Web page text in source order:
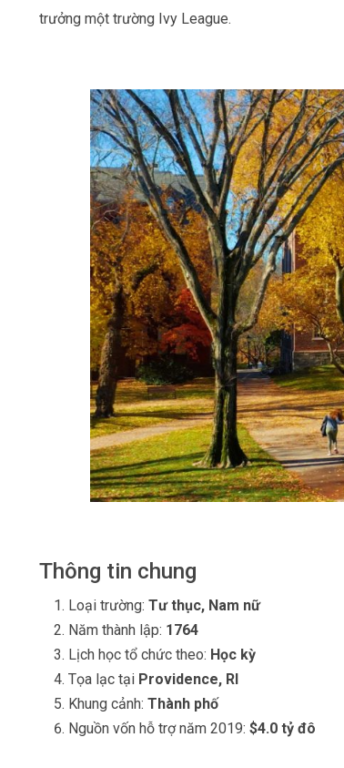
trưởng một trường Ivy League.
Thông tin chung
Loại trường: Tư thục, Nam nữ
Năm thành lập: 1764
Lịch học tổ chức theo: Học kỳ
Tọa lạc tại Providence, RI
Khung cảnh: Thành phố
Nguồn vốn hỗ trợ năm 2019: $4.0 tỷ đô